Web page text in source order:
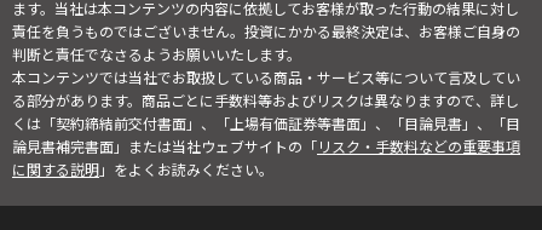
ます。当社は本コンテンツの内容に依拠してお客様が取った行動の結果に対し
責任を負うものではございません。投資にかかる最終決定は、お客様ご自身の
判断と責任でなさるようお願いいたします。
本コンテンツでは当社でお取扱している商品・サービス等について言及してい
る部分があります。商品ごとに手数料等およびリスクは異なりますので、詳し
くは「契約締結前交付書面」、「上場有価証券等書面」、「目論見書」、「目
論見書補完書面」または当社ウェブサイトの「リスク・手数料などの重要事項
に関する説明」をよくお読みください。